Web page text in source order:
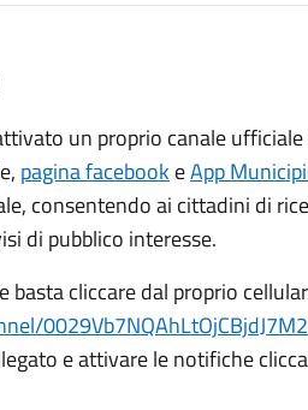
un proprio canaleufficiale
pagina facebook eApp
consentendo ai cittadini di
di pubblico interesse.
cliccare dal proprio
e attivare le notifiche